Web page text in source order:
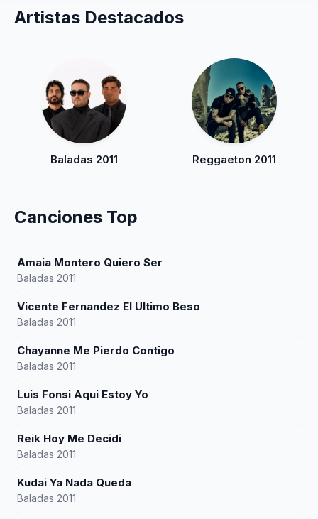
Artistas Destacados
Baladas 2011 Reggaeton 2011
Canciones Top
Amaia Montero Quiero Ser
Baladas 2011
Vicente Fernandez El Ultimo Beso
Baladas 2011
Chayanne Me Pierdo Contigo
Baladas 2011
Luis Fonsi Aqui Estoy Yo
Baladas 2011
Reik Hoy Me Decidi
Baladas 2011
Kudai Ya Nada Queda
Baladas 2011